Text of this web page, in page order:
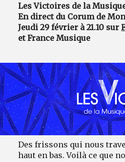
Les Victoires de la
En direct du Corum de
Jeudi 29 février à 21.10 sur
et France Musique
Des frissons qui nous
haut en bas. Voilà ce que